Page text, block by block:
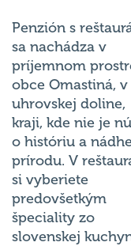
Penzión s
sa nachádza v
príjemnom
obce Omastiná, v
uhrovskej doline,
kraji, kde nie je
o históriu a
prírodu. V
si vyberiete
predovšetkým
špeciality zo
slovenskej